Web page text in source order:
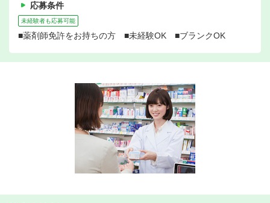
応募条件
未経験者も応募可能
■薬剤師免許をお持ちの方 ■未経験OK ■ブランクOK